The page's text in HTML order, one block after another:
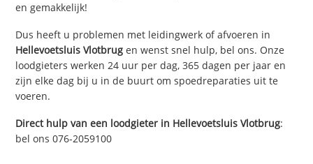
en gemakkelijk!
Dus heeft u problemen met leidingwerk of afvoeren in
Hellevoetsluis Vlotbrug en wenst snel hulp, bel ons. Onze
loodgieters werken 24 uur per dag, 365 dagen per jaar en
zijn elke dag bij u in de buurt om spoedreparaties uit te
voeren.
Direct hulp van een loodgieter in Hellevoetsluis Vlotbrug:
bel ons 076-2059100